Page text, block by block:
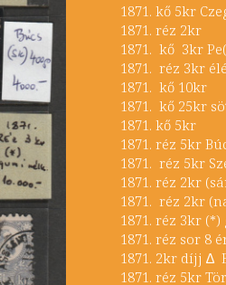
1871. kő
1871.
1871. kő 3kr
1871. réz
1871. kő
1871. kő
1871. kő
1871. réz
1871. réz
1871. réz 2kr
1871. réz 2kr
1871. réz
1871. réz sor 8
1871. 2kr díjj
1871. réz 5kr